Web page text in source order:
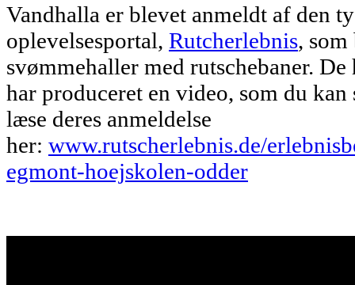
Vandhalla er blevet anmeldt af den
oplevelsesportal, Rutcherlebnis,
svømmehaller med rutschebaner.
har produceret en video, som du kan
læse deres anmeldelse
her: www.rutscherlebnis.de/
egmont-hoejskolen-odder